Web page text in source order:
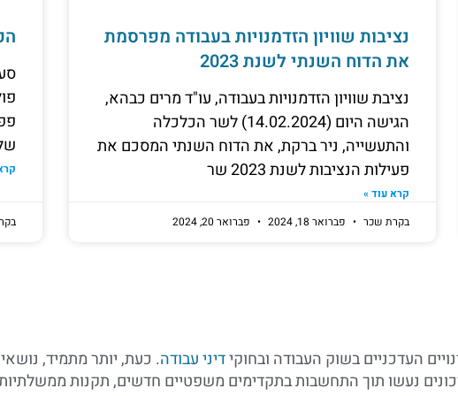
נציבות שוויון הזדמנויות בעבודה מפרסמת
את הדוח השנתי לשנת 2023
נציבת שוויון הזדמנויות בעבודה, עו"ד מרים כבהא,
הגישה היום (14.02.2024) לשר הכלכלה
והתעשייה, ניר ברקת, את הדוח השנתי המסכם את
פעילות הנציבות לשנת 2023 שר
קרא עוד »
בקרת שכר
פברואר 18, 2024 פברואר 20, 2024
העדכניים בשוק העבודה ובחוקידיני עבודה. כעת, יותר מתמיד,
נעשו תוך התחשבות בתקדימים משפטיים חדשים, תקנות